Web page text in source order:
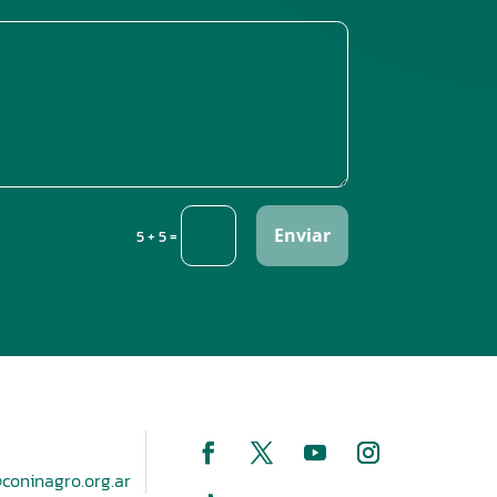
5 + 5= Enviar